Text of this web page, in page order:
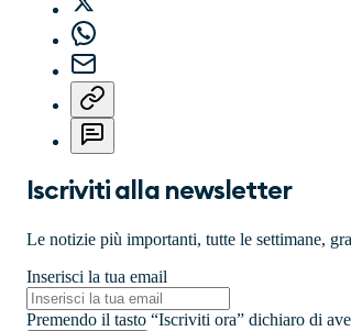
Iscriviti alla newsletter
Le notizie più importanti, tutte le settimane,
Inserisci la tua email
Premendo il tasto “Iscriviti ora” dichiaro di